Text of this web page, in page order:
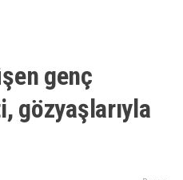
genç
gözyaşlarıyla